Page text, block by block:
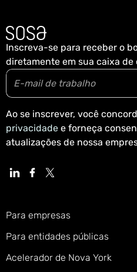
Inscreva-se para receber o
diretamente em sua caixa de
Ao se inscrever, você
privacidade e forneça
atualizações de nossa
Para empresas
Para entidades públicas
Acelerador de Nova York